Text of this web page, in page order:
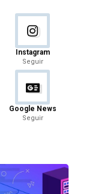
Instagram
Seguir
Google News
Seguir